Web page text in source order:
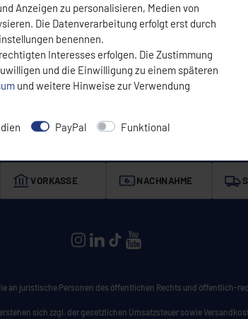
Service
Serviceanfrage
Versand und Zahlung
Reparaturservice
VORKASSE NACHNAHME
CEYLAN auf Instagram
CEYLAN auf LinkedIn
CEYLAN auf TikTok
CEYLAN auf YouTube
an juristische Personen des öffentlichen Rechts und öffentlich-
sich zzgl. der gesetzlichen Umsatzsteuer sowie
Anzeigen zu personalisieren, Medien von
Die Datenverarbeitung erfolgt erst durch
benennen.
Interesses erfolgen. Die Zustimmung
und die Einwilligung zu einem späteren
und weitere Hinweise zur Verwendung
PayPal
Funktional